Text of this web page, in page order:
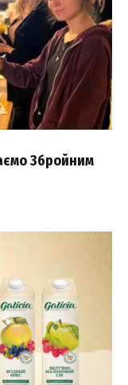
Збройним